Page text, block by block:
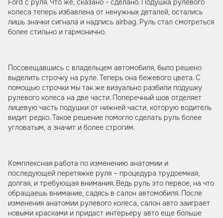
Ford c руля. Что же, сказано - сделано. Подушка рулевого
колеса теперь избавлена от ненужных деталей, остались
лишь значки сигнала и надпись airbag. Руль стал смотреться
более стильно и гармонично.
Посовещавшись с владельцем автомобиля, было решено
выделить строчку на руле. Теперь она бежевого цвета. С
помощью строчки мы так же визуально разбили подушку
рулевого колеса на две части. Поперечный шов отделяет
лицевую часть подушки от нижней части, которую водитель
видит редко. Такое решение помогло сделать руль более
угловатым, а значит и более строгим.
Комплексная работа по изменению анатомии и
последующей перетяжке руля – процедура трудоемкая,
долгая, и требующая внимания. Ведь руль это первое, на что
обращаешь внимание, садясь в салон автомобиля. После
изменения анатомии рулевого колеса, салон авто заиграет
новыми красками и придаст интерьеру авто еще больше